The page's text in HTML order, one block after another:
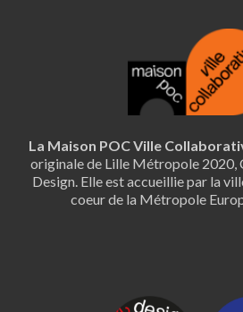
La Maison POC Ville
originale de Lille Métropole 2020,
Design. Elle est accueillie par la
coeur de la Métropole